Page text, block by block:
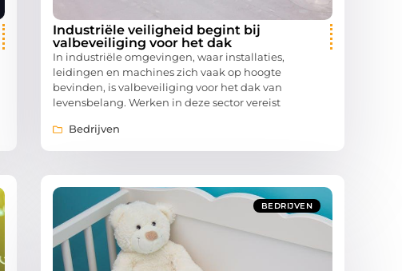
Industriële veiligheid begint bij
valbeveiliging voor het dak
In industriële omgevingen, waar installaties,
leidingen en machines zich vaak op hoogte
bevinden, is valbeveiliging voor het dak van
levensbelang. Werken in deze sector vereist
Bedrijven
BEDRIJVEN